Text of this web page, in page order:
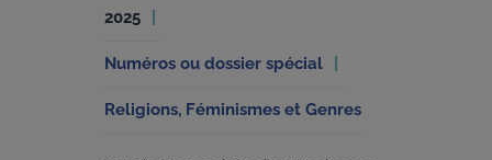
2025
Numéros ou dossier spécial
Religions, Féminismes et Genres